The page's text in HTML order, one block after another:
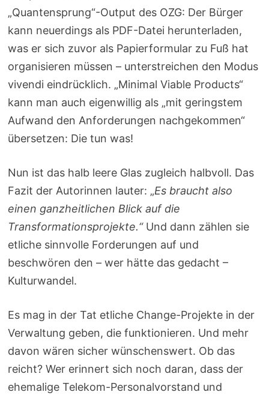
„Quantensprung“-Output des OZG: Der Bürger
kann neuerdings als PDF-Datei herunterladen,
was er sich zuvor als Papierformular zu Fuß hat
organisieren müssen – unterstreichen den Modus
vivendi eindrücklich. „Minimal Viable Products“
kann man auch eigenwillig als „mit geringstem
Aufwand den Anforderungen nachgekommen“
übersetzen: Die tun was!
Nun ist das halb leere Glas zugleich halbvoll. Das
Fazit der Autorinnen lauter: „Es braucht also
einen ganzheitlichen Blick auf die
Transformationsprojekte.“Und dann zählen sie
etliche sinnvolle Forderungen auf und
beschwören den – wer hätte das gedacht –
Kulturwandel.
Es mag in der Tat etliche Change-Projekte in der
Verwaltung geben, die funktionieren. Und mehr
davon wären sicher wünschenswert. Ob das
reicht? Wer erinnert sich noch daran, dass der
ehemalige Telekom-Personalvorstand und